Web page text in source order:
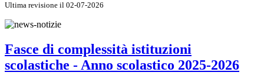
Ultima revisione il 02-07-2026
Fasce di complessità istituzioni
scolastiche - Anno scolastico 2025-2026